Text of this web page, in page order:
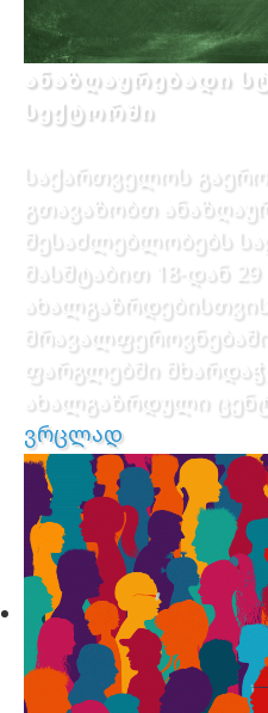
ანაზღაურებადი
სექტორში
საქართველოს
გთავაზობთ
შესაძლებლობებს
მასშტაბით 18-დან
ფარგლებში
ახალგაზრდული
ვრცლად